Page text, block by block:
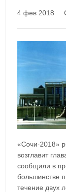
4 фев 2018
«Сочи-2018»
возглавит
сообщили в
большинстве
течение двух